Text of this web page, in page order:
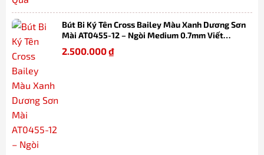
Bút Bi Ký Tên Cross Bailey Màu Xanh Dương Sơn
Mài AT0455-12 – Ngòi Medium 0.7mm Viết
Mượt, Thay Refill Dễ Dàng Kèm Hộp Quà
2.500.000₫